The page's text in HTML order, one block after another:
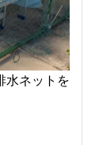
水ネットを